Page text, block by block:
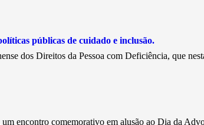
públicas de cuidado e inclusão.
dos Direitos da Pessoa com Deficiência, que
encontro comemorativo em alusão ao Dia da